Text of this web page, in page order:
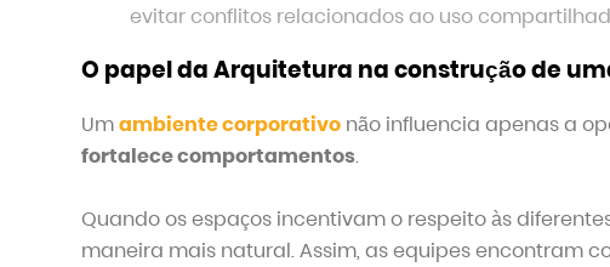
evitar conflitos relacionados ao uso
O papel da Arquitetura na construção de
Umambiente corporativo não influencia apenas a
fortalece comportamentos.
Quando os espaços incentivam o respeito às
maneira mais natural. Assim, as equipes encontram